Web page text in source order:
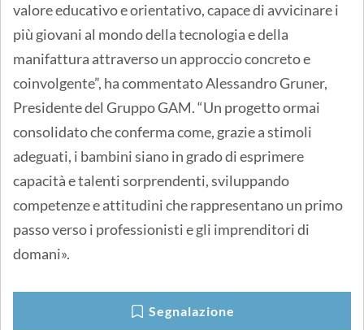
valore educativo e orientativo, capace di avvicinare i
più giovani al mondo della tecnologia e della
manifattura attraverso un approccio concreto e
coinvolgente”, ha commentato Alessandro Gruner,
Presidente del Gruppo GAM. “Un progetto ormai
consolidato che conferma come, grazie a stimoli
adeguati, i bambini siano in grado di esprimere
capacità e talenti sorprendenti, sviluppando
competenze e attitudini che rappresentano un primo
passo verso i professionisti e gli imprenditori di
domani».
Segnalazione